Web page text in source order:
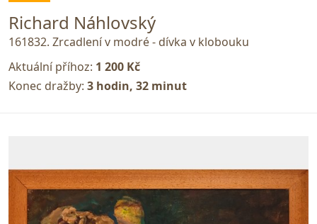
Richard Náhlovský
161832. Zrcadlení v modré - dívka v klobouku
Aktuální příhoz: 1 200 Kč
Konec dražby: 3 hodin, 32 minut